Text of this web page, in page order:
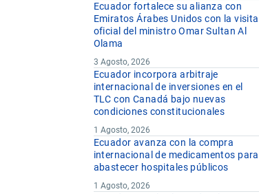
Ecuador fortalece su alianza con
Emiratos Árabes Unidos con la visita
oficial del ministro Omar Sultan Al
Olama
3 Agosto, 2026
Ecuador incorpora arbitraje
internacional de inversiones en el
TLC con Canadá bajo nuevas
condiciones constitucionales
1 Agosto, 2026
Ecuador avanza con la compra
internacional de medicamentos para
abastecer hospitales públicos
1 Agosto, 2026